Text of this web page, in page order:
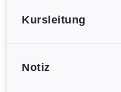
Kursleitung
Notiz